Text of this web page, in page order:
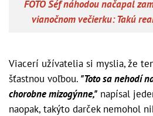
FOTO Šéf náhodou načapal
vianočnom večierku: Takú
Viacerí užívatelia si myslia, že
šťastnou voľbou. "Toto sa nehodí
chorobne mizogýnne," napísal
naopak, takýto darček nemohol